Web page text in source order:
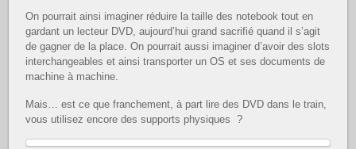
On pourrait ainsi imaginer réduire la taille des notebook tout en
gardant un lecteur DVD, aujourd’hui grand sacrifié quand il s’agit
de gagner de la place. On pourrait aussi imaginer d’avoir des slots
interchangeables et ainsi transporter un OS et ses documents de
machine à machine.
Mais… est ce que franchement, à part lire des DVD dans le train,
vous utilisez encore des supports physiques ?